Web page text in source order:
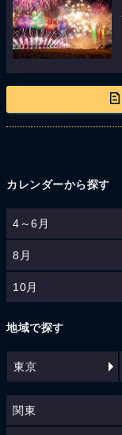
カレンダーから探す
4～6月
8月
10月
地域で探す
東京
関東